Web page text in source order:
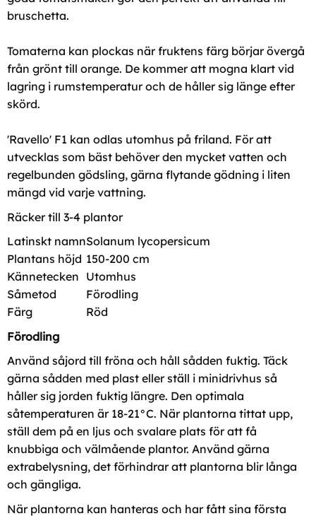
bruschetta.
Tomaterna kan plockas när fruktens färg börjar övergå
från grönt till orange. De kommer att mogna klart vid
lagring i rumstemperatur och de håller sig länge efter
skörd.
'Ravello' F1 kan odlas utomhus på friland. För att
utvecklas som bäst behöver den mycket vatten och
regelbunden gödsling, gärna flytande gödning i liten
mängd vid varje vattning.
Räcker till 3-4 plantor
Latinskt namnSolanum lycopersicum
Plantans höjd 150-200 cm
Kännetecken Utomhus
Såmetod
Förodling
Färg
Röd
Förodling
Använd såjord till fröna och håll sådden fuktig. Täck
gärna sådden med plast eller ställ i minidrivhus så
håller sig jorden fuktig längre. Den optimala
såtemperaturen är 18-21°C. När plantorna tittat upp,
ställ dem på en ljus och svalare plats för att få
knubbiga och välmående plantor. Använd gärna
extrabelysning, det förhindrar att plantorna blir långa
och gängliga.
När plantorna kan hanteras och har fått sina första